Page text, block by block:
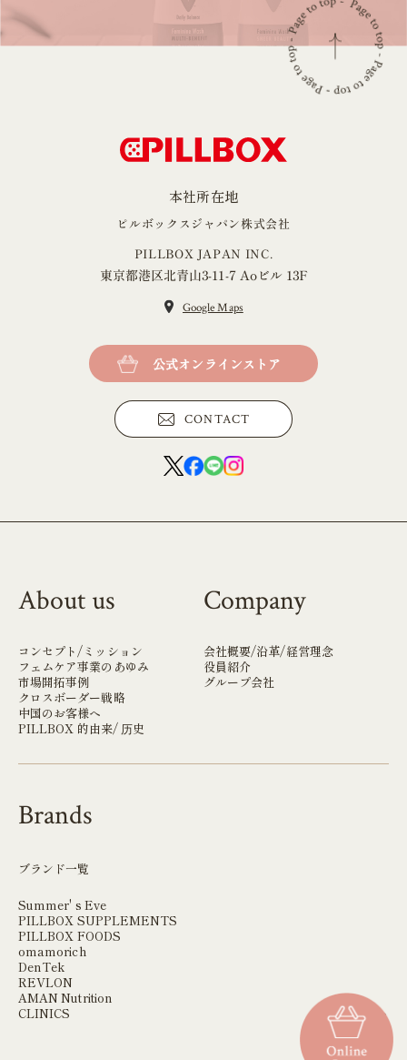
本社所在地
ピルボックスジャパン株式会社
PILLBOX JAPAN INC.
東京都港区北青山3-11-7 Aoビル 13F
Google Maps
公式オンラインストア
CONTACT
About us
コンセプト/ミッション
フェムケア事業のあゆみ
市場開拓事例
クロスボーダー戦略
中国のお客様へ
PILLBOX 的由来/ 历史
Company
会社概要/沿革/経営理念
役員紹介
グループ会社
Brands
ブランド一覧
Summer' s Eve
PILLBOX SUPPLEMENTS
PILLBOX FOODS
omamorich
DenTek
REVLON
AMAN Nutrition
CLINICS